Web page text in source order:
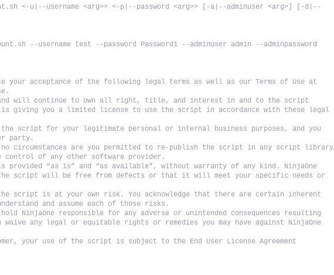
<-u|--username <arg>> <-p|--password <arg>> [-a|--adminuser <arg>] [-d|--
--username test --password Password1 --adminuser admin --adminpassword
acceptance of the following legal terms as well as our Terms of Use at
and will continue to own all right, title, and interest in and to the script
giving you a limited license to use the script in accordance with these legal
the script for your legitimate personal or internal business purposes, and you
party.
circumstances are you permitted to re-publish the script in any script library
control of any other software provider.
provided “as is” and “as available”, without warranty of any kind. NinjaOne
the script will be free from defects or that it will meet your specific needs or
script is at your own risk. You acknowledge that there are certain inherent
and assume each of those risks.
NinjaOne responsible for any adverse or unintended consequences resulting
any legal or equitable rights or remedies you may have against NinjaOne
your use of the script is subject to the End User License Agreement